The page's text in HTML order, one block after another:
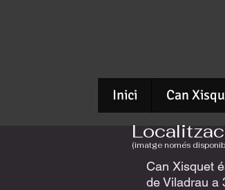
Inici Can
(imatge només
Can Xisquet
de Viladrau a